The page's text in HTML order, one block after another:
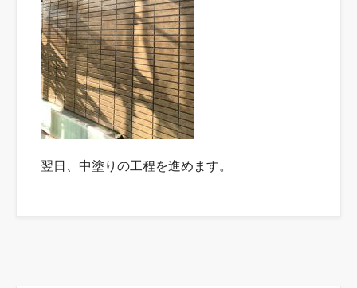
翌日、中塗りの工程を進めます。